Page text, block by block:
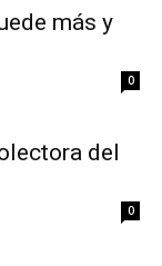
más y
0
del
0